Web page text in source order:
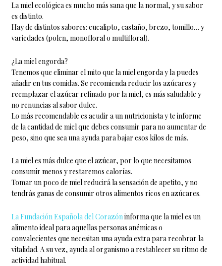
La miel ecológica es mucho más sana que la normal, y su sabor
es distinto.
Hay de distintos sabores: eucalipto, castaño, brezo, tomillo… y
variedades (polen, monofloral o multifloral).
¿La miel engorda?
Tenemos que eliminar el mito que la miel engorda y la puedes
añadir en tus comidas. Se recomienda reducir los azúcares y
reemplazar el azúcar refinado por la miel, es más saludable y
no renuncias al sabor dulce.
Lo más recomendable es acudir a un nutricionista y te informe
de la cantidad de miel que debes consumir para no aumentar de
peso, sino que sea una ayuda para bajar esos kilos de más.
La miel es más dulce que el azúcar, por lo que necesitamos
consumir menos y restaremos calorías.
Tomar un poco de miel reducirá la sensación de apetito, y no
tendrás ganas de consumir otros alimentos ricos en azúcares.
La Fundación Española del Corazón informa que la miel es un
alimento ideal para aquellas personas anémicas o
convalecientes que necesitan una ayuda extra para recobrar la
vitalidad. A su vez, ayuda al organismo a restablecer su ritmo de
actividad habitual.